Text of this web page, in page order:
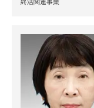
終活関連事業